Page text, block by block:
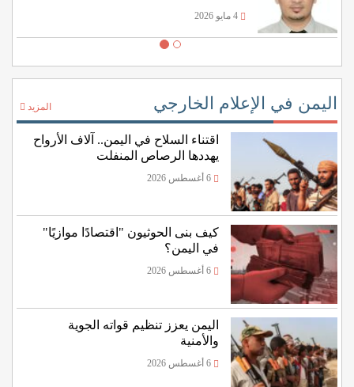
4 مايو 2026
اليمن في الإعلام الخارجي المزيد
اقتناء السلاح في اليمن.. آلاف الأرواح
يهددها الرصاص المنفلت
6 أغسطس 2026
كيف بنى الحوثيون "اقتصادًا موازيًا"
في اليمن؟
6 أغسطس 2026
اليمن يعزز تنظيم قواته الجوية
والأمنية
6 أغسطس 2026